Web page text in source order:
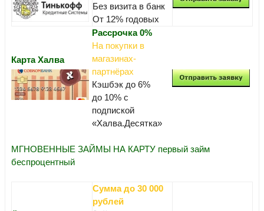
Без визита в банк
От 12% годовых
Карта Халва
Рассрочка 0%
На покупки в
магазинах-
партнёрах
Кэшбэк до 6%
до 10% с
подпиской
«Халва.Десятка»
МГНОВЕННЫЕ ЗАЙМЫ НА КАРТУ первый займ
беспроцентный
Сумма до 30 000
рублей